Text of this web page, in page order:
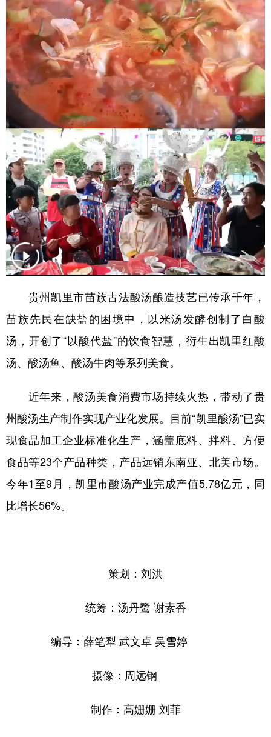
辽宁 吉林 上海 江苏
浙江 安徽 福建 江西
山东 河南 湖北 湖南
广西 海南 重庆
四川 贵州 云南 西藏
陕西 甘肃 青海 宁夏
新疆 内蒙古 黑龙江
多语种频道
English Español Français عربى
Русский язык 日本語 한국어
Deutsch Português
贵州凯里市苗族古法酸汤酿造技艺已传承千年，
苗族先民在缺盐的困境中，以米汤发酵创制了白酸
汤，开创了“以酸代盐”的饮食智慧，衍生出凯里红酸
汤、酸汤鱼、酸汤牛肉等系列美食。
近年来，酸汤美食消费市场持续火热，带动了贵
州酸汤生产制作实现产业化发展。目前“凯里酸汤”已实
现食品加工企业标准化生产，涵盖底料、拌料、方便
食品等23个产品种类，产品远销东南亚、北美市场。
今年1至9月，凯里市酸汤产业完成产值5.78亿元，同
比增长56%。
策划：刘洪
统筹：汤丹鹭 谢素香
编导：薛笔犁 武文卓 吴雪婷
摄像：周远钢
制作：高姗姗 刘菲